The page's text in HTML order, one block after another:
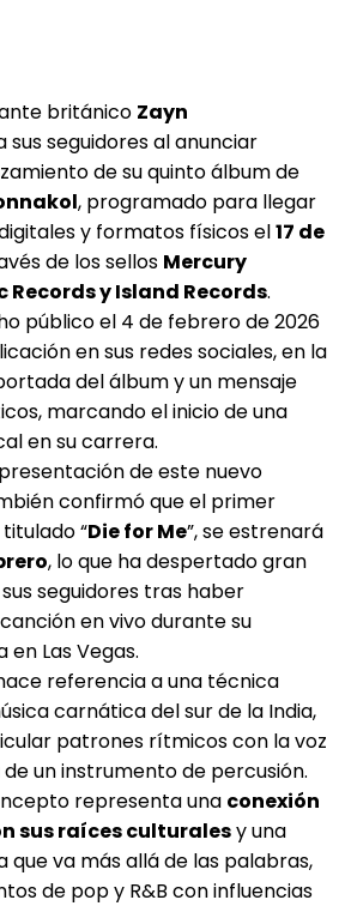
británico Zayn
sus seguidores al anunciar
de su quinto álbum de
, programado para llegar
y formatos físicos el17 de
de los sellos Mercury
Records y Island Records.
público el 4 de febrero de 2026
en sus redes sociales, en la
del álbum y un mensaje
marcando el inicio de una
en su carrera.
de este nuevo
confirmó que el primer
“Die for Me”, se estrenará
, lo que ha despertado gran
seguidores tras haber
en vivo durante su
Las Vegas.
referencia a una técnica
carnática del sur de la India,
patrones rítmicos con la voz
un instrumento de percusión.
representa una conexión
sus raíces culturalesy una
que va más allá de las palabras,
de pop y R&B con influencias